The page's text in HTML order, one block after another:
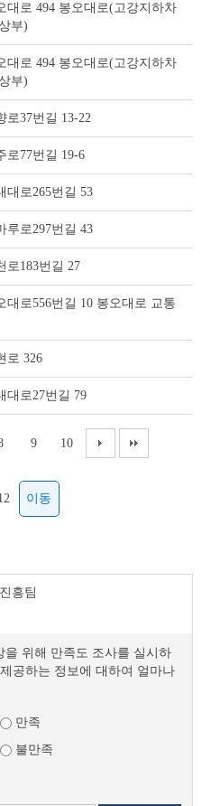
대로 494 봉오대로(고강지하차
부)
대로 494 봉오대로(고강지하차
부)
로37번길 13-22
로77번길 19-6
대로265번길 53
루로297번길 43
로183번길 27
대로556번길 10 봉오대로 교통
로 326
대로27번길 79
9 10
이동
흥팀
을 위해 만족도 조사를 실시하
공하는 정보에 대하여 얼마나
만족
불만족